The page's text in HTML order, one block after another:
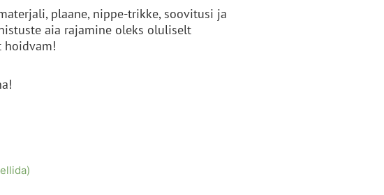
plaane, nippe-trikke, soovitusi ja
aia rajamine oleks oluliselt
hoidvam!